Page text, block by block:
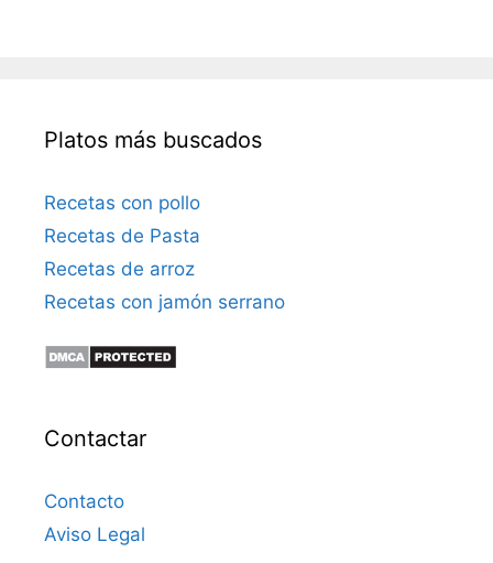
Platos más buscados
Recetas con pollo
Recetas de Pasta
Recetas de arroz
Recetas con jamón serrano
Contactar
Contacto
Aviso Legal